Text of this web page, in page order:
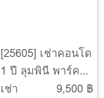
[25605] เช่าคอนโด
1 ปี ลุมพินี พาร์ค
ปิ่นเกล้า [Lumpini
เช่า
9,500 ฿